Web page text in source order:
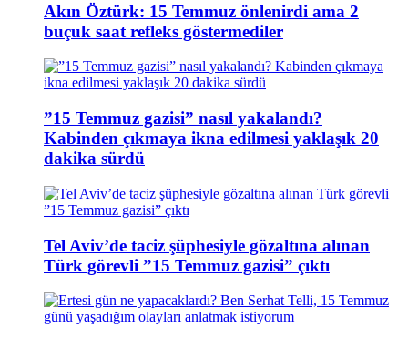
Akın Öztürk: 15 Temmuz önlenirdi ama 2
buçuk saat refleks göstermediler
”15 Temmuz gazisi” nasıl yakalandı?
Kabinden çıkmaya ikna edilmesi yaklaşık 20
dakika sürdü
Tel Aviv’de taciz şüphesiyle gözaltına alınan
Türk görevli ”15 Temmuz gazisi” çıktı